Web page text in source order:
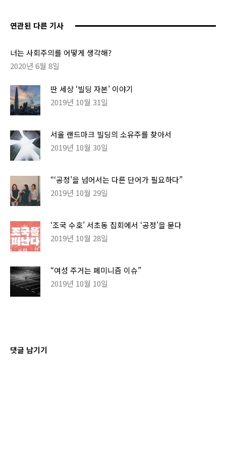
연관된 다른 기사
너는 사회주의를 어떻게 생각해?
2020년 6월 8일
딴 세상 ‘빌딩 자본’ 이야기
2019년 10월 31일
서울 랜드마크 빌딩의 소유주를 찾아서
2019년 10월 30일
“‘공정’을 넘어서는 다른 단어가 필요하다”
2019년 10월 29일
‘조국 수호’ 서초동 집회에서 ‘공정’을 묻다
2019년 10월 28일
“여성 주거는 페미니즘 이슈”
2019년 10월 10일
댓글 남기기